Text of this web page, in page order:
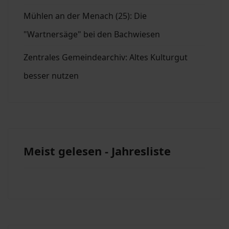
Mühlen an der Menach (25): Die
"Wartnersäge" bei den Bachwiesen
Zentrales Gemeindearchiv: Altes Kulturgut
besser nutzen
Meist gelesen - Jahresliste